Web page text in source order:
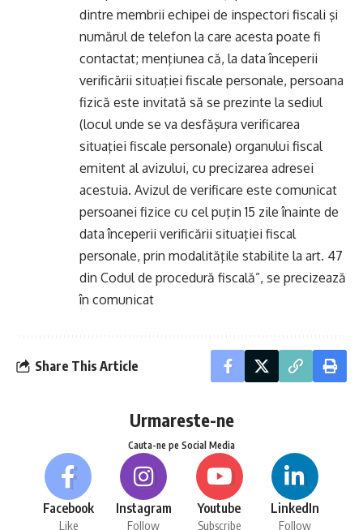
dintre membrii echipei de inspectori fiscali şi
numărul de telefon la care acesta poate fi
contactat; menţiunea că, la data începerii
verificării situaţiei fiscale personale, persoana
fizică este invitată să se prezinte la sediul
(locul unde se va desfăşura verificarea
situaţiei fiscale personale) organului fiscal
emitent al avizului, cu precizarea adresei
acestuia. Avizul de verificare este comunicat
persoanei fizice cu cel puţin 15 zile înainte de
data începerii verificării situaţiei fiscal
personale, prin modalităţile stabilite la art. 47
din Codul de procedură fiscală”, se precizează
în comunicat
Share This Article
Urmareste-ne
Cauta-ne pe Social Media
Facebook
Like
Instagram
Follow
Youtube
Subscribe
LinkedIn
Follow